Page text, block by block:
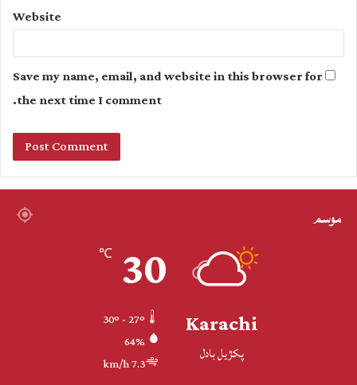
Website
Save my name, email, and website in this browser for
the next time I comment.
موسم
Karachi
پکڙيل بادل
30
℃
64%
7.3 km/h